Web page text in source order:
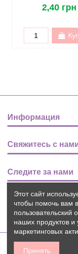
2,40 грн
Информация
Свяжитесь с
Следите за нами
Новости
Этот сайт
чтобы помочь вам
пользовательский
наших продуктов и
маркетинговых
Принять